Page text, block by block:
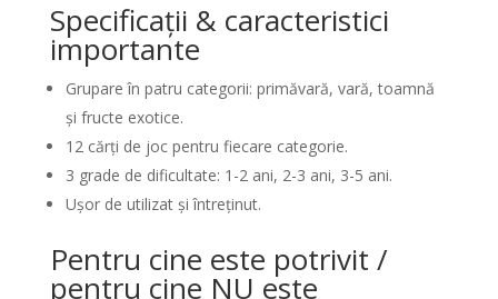
Specificații & caracteristici
importante
Grupare în patru categorii: primăvară, vară, toamnă
și fructe exotice.
12 cărți de joc pentru fiecare categorie.
3 grade de dificultate: 1-2 ani, 2-3 ani, 3-5 ani.
Ușor de utilizat și întreținut.
Pentru cine este potrivit /
pentru cine NU este